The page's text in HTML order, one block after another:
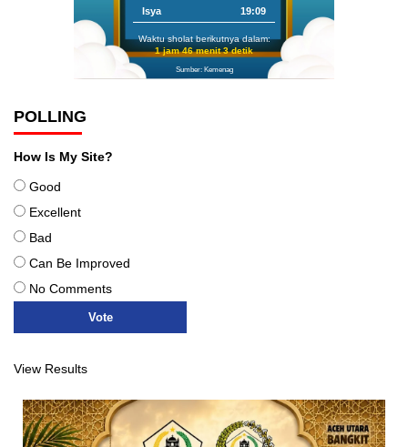
Isya 19:09
Waktu sholat berikutnya dalam:
1 jam 46 menit 2 detik
Sumber: Kemenag
POLLING
How Is My Site?
Good
Excellent
Bad
Can Be Improved
No Comments
View Results